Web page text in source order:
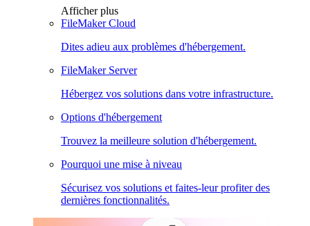
Afficher plus
FileMaker Cloud
Dites adieu aux problèmes d'hébergement.
FileMaker Server
Hébergez vos solutions dans votre infrastructure.
Options d'hébergement
Trouvez la meilleure solution d'hébergement.
Pourquoi une mise à niveau
Sécurisez vos solutions et faites-leur profiter des
dernières fonctionnalités.